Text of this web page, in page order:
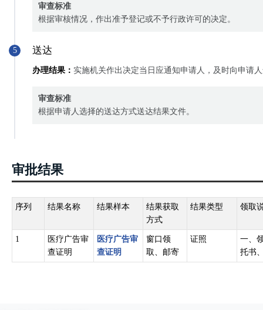
审查标准
根据审核情况，作出准予登记或不予行政许可的决定。
5 送达
办理结果： 实施机关作出决定当日应通知申请人，及时向申请
审查标准
根据申请人选择的送达方式送达结果文件。
审批结果
序列 结果名称 结果样本
结果获取
方式
结果类型 领取
1
医疗广告审
查证明
医疗广告审
查证明
窗口领
取、邮寄
证照
一、
托书